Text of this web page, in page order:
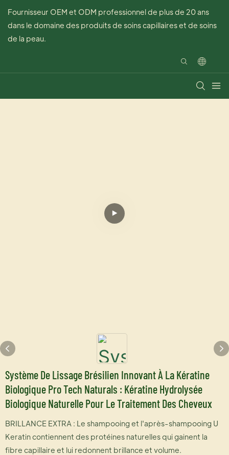
Fournisseur OEM et ODM professionnel de plus de 20 ans
dans le domaine des produits de soins capillaires et de soins
de la peau.
Système De Lissage Brésilien Innovant À La Kératine
Biologique Pro Tech Naturals : Kératine Hydrolysée
Biologique Naturelle Pour Le Traitement Des Cheveux
BRILLANCE EXTRA : Le shampooing et l'après-shampooing U
Keratin contiennent des protéines naturelles qui gainent la
fibre capillaire et lui redonnent brillance et volume.